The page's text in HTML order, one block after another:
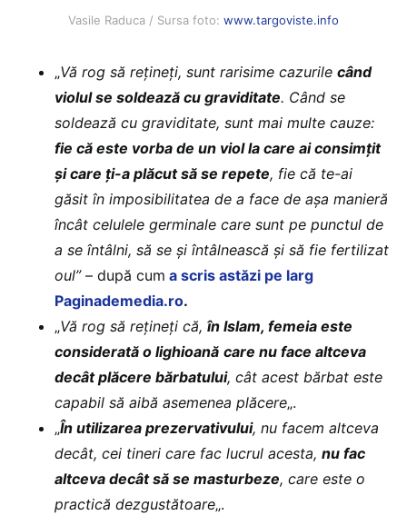
Vasile Raduca / Sursa foto: www.targoviste.info
„Vă rog să rețineți, sunt rarisime cazurile când
violul se soldează cu graviditate. Când se
soldează cu graviditate, sunt mai multe cauze:
fie că este vorba de un viol la care ai consimțit
și care ți-a plăcut să se repete, fie că te-ai
găsit în imposibilitatea de a face de așa manieră
încât celulele germinale care sunt pe punctul de
a se întâlni, să se și întâlnească și să fie fertilizat
oul”– după cum a scris astăzi pe larg
Paginademedia.ro.
„Vă rog să rețineți că, în Islam, femeia este
considerată o lighioană care nu face altceva
decât plăcere bărbatului, cât acest bărbat este
capabil să aibă asemenea plăcere„.
„În utilizarea prezervativului, nu facem altceva
decât, cei tineri care fac lucrul acesta, nu fac
altceva decât să se masturbeze, care este o
practică dezgustătoare„.